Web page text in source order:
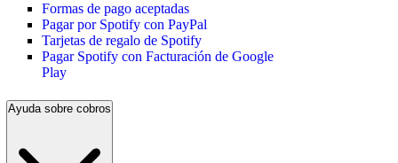
Formas de pago aceptadas
Pagar por Spotify con PayPal
Tarjetas de regalo de Spotify
Pagar Spotify con Facturación de Google
Play
Ayuda sobre cobros